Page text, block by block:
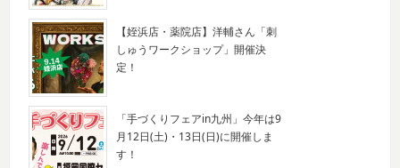
【姪浜店・薬院店】洋輔さん「刺
しゅうワークショップ」開催決
定！
「手づくりフェアin九州」今年は9
月12日(土)・13日(日)に開催しま
す！